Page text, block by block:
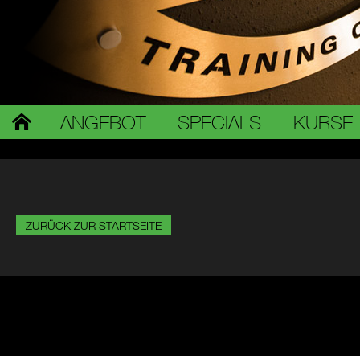
ANGEBOT SPECIALS KURSE
ZURÜCK ZUR STARTSEITE